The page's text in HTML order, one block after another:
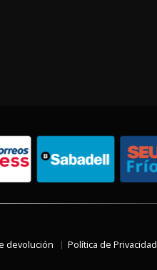
devolución Política de Privacidad